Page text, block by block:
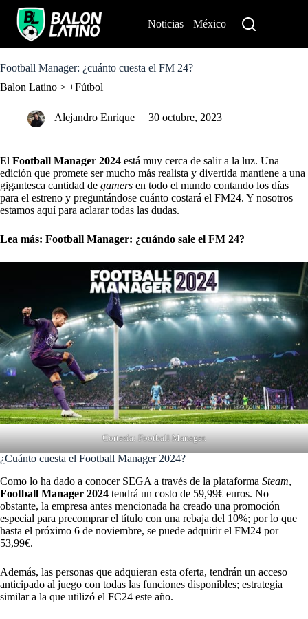
o
o
Noticias México
Football Manager: ¿cuánto cuesta el FM 24?
Balon Latino > +Fútbol
Alejandro Enrique 30 octubre, 2023
El Football Manager 2024 está muy cerca de salir a la luz. Una
edición que promete ser mucho más realista y divertida mantiene a una
gigantesca cantidad de gamers en todo el mundo contando los días
para el estreno y preguntándose cuánto costará el FM24. Y nosotros
estamos aquí para aclarar todas las dudas.
Lea más: Football Manager: ¿cuándo sale el FM 24?
Cortesía: Football Manager.
¿Cuánto cuesta el Football Manager 2024?
Como lo ha dado a conocer SEGA a través de la plataforma Steam,
Football Manager 2024 tendrá un costo de 59,99€ euros. No
obstante, la empresa antes mencionada ha creado una promoción
especial para precomprar el título con una rebaja del 10%; por lo que
hasta el próximo 6 de noviembre, se puede adquirir el FM24 por
53,99€.
Además, las personas que adquieran esta oferta, tendrán un acceso
anticipado al juego con todas las funciones disponibles; estrategia
similar a la que utilizó el FC24 este año.